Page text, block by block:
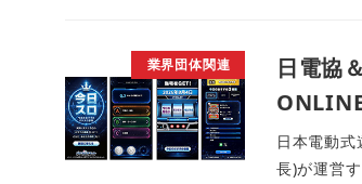
業界団体関連
日電協
日本電動
長)が運営